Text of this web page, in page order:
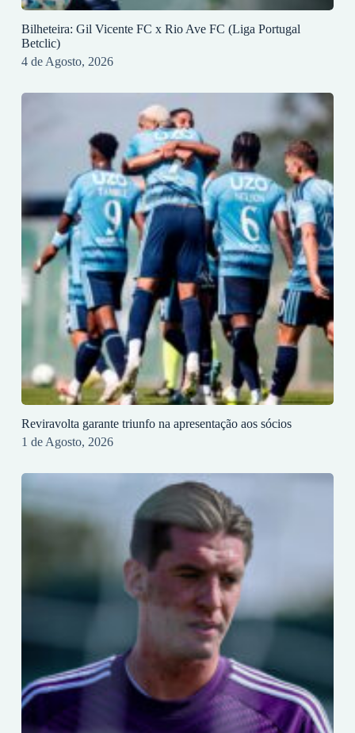
Bilheteira: Gil Vicente FC x Rio Ave FC (Liga Portugal
Betclic)
4 de Agosto, 2026
Reviravolta garante triunfo na apresentação aos sócios
1 de Agosto, 2026